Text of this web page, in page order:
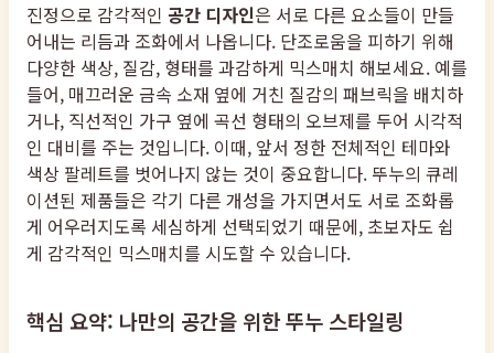
진정으로 감각적인 공간 디자인은 서로 다른 요소들이 만들
어내는 리듬과 조화에서 나옵니다. 단조로움을 피하기 위해
다양한 색상, 질감, 형태를 과감하게 믹스매치 해보세요. 예를
들어, 매끄러운 금속 소재 옆에 거친 질감의 패브릭을 배치하
거나, 직선적인 가구 옆에 곡선 형태의 오브제를 두어 시각적
인 대비를 주는 것입니다. 이때, 앞서 정한 전체적인 테마와
색상 팔레트를 벗어나지 않는 것이 중요합니다. 뚜누의 큐레
이션된 제품들은 각기 다른 개성을 가지면서도 서로 조화롭
게 어우러지도록 세심하게 선택되었기 때문에, 초보자도 쉽
게 감각적인 믹스매치를 시도할 수 있습니다.
핵심 요약: 나만의 공간을 위한 뚜누 스타일링